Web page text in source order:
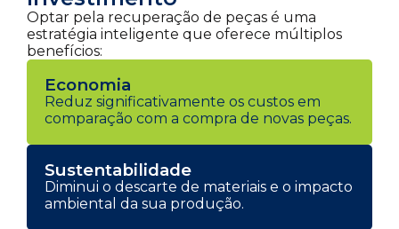
Optar pela recuperação de peças é uma
estratégia inteligente que oferece múltiplos
benefícios:
Economia
Reduz significativamente os custos em
comparação com a compra de novas peças.
Sustentabilidade
Diminui o descarte de materiais e o impacto
ambiental da sua produção.